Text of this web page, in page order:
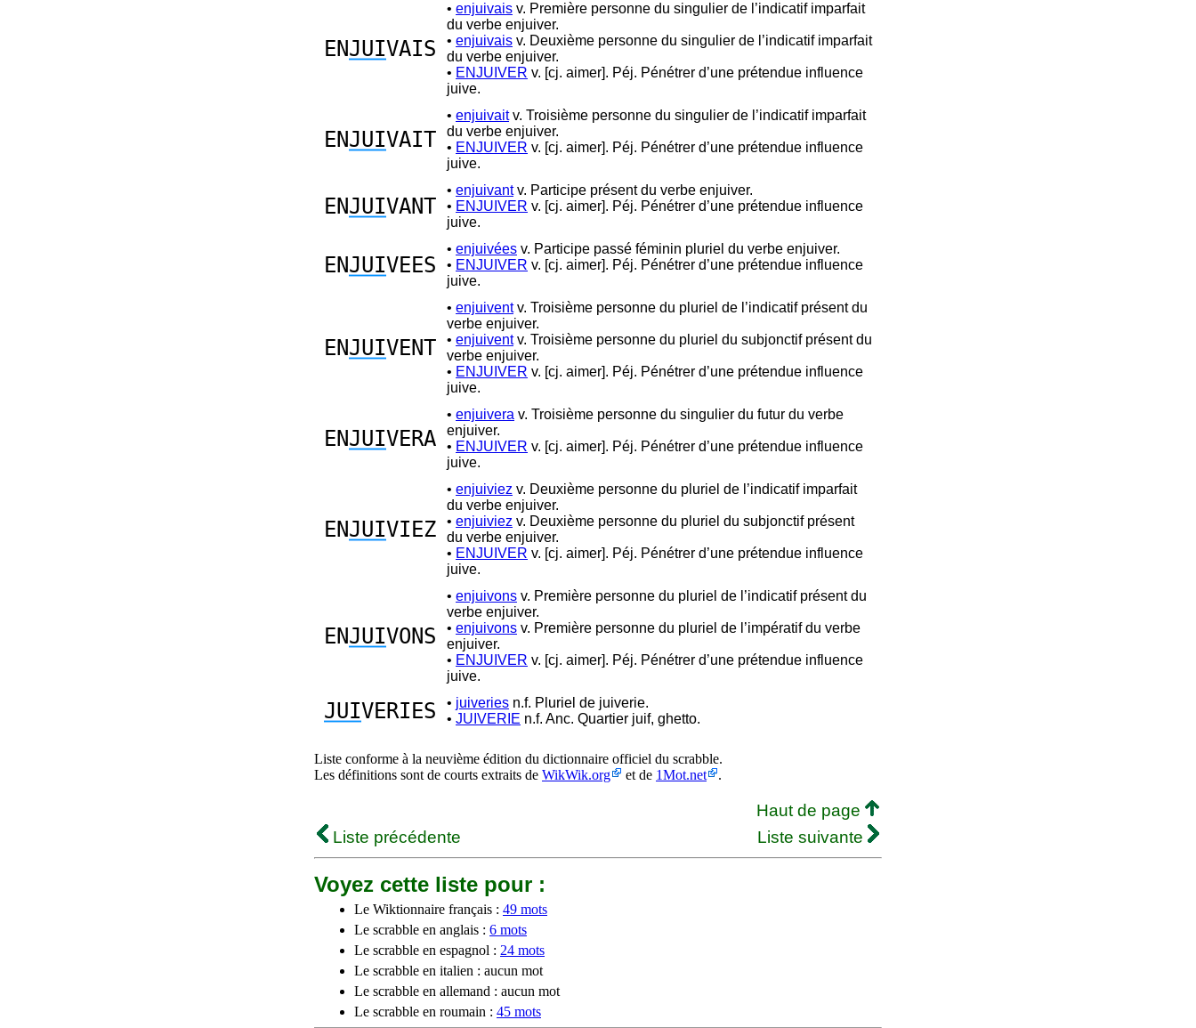
ENJUIVAIS
• enjuivais v. Première personne du singulier de l’indicatif imparfait
du verbe enjuiver.
• enjuivais v. Deuxième personne du singulier de l’indicatif imparfait
du verbe enjuiver.
• ENJUIVER v. [cj. aimer]. Péj. Pénétrer d’une prétendue influence
juive.
ENJUIVAIT
• enjuivaitv. Troisième personne du singulier de l’indicatif imparfait
du verbe enjuiver.
• ENJUIVER v. [cj. aimer]. Péj. Pénétrer d’une prétendue influence
juive.
ENJUIVANT
• enjuivantv. Participe présent du verbe enjuiver.
• ENJUIVER v. [cj. aimer]. Péj. Pénétrer d’une prétendue influence
juive.
ENJUIVEES
• enjuivées v. Participe passé féminin pluriel du verbe enjuiver.
• ENJUIVER v. [cj. aimer]. Péj. Pénétrer d’une prétendue influence
juive.
ENJUIVENT
• enjuiventv. Troisième personne du pluriel de l’indicatif présent du
verbe enjuiver.
• enjuiventv. Troisième personne du pluriel du subjonctif présent du
verbe enjuiver.
• ENJUIVER v. [cj. aimer]. Péj. Pénétrer d’une prétendue influence
juive.
ENJUIVERA
• enjuivera v. Troisième personne du singulier du futur du verbe
enjuiver.
• ENJUIVER v. [cj. aimer]. Péj. Pénétrer d’une prétendue influence
juive.
ENJUIVIEZ
• enjuiviez v. Deuxième personne du pluriel de l’indicatif imparfait
du verbe enjuiver.
• enjuiviez v. Deuxième personne du pluriel du subjonctif présent
du verbe enjuiver.
• ENJUIVER v. [cj. aimer]. Péj. Pénétrer d’une prétendue influence
juive.
ENJUIVONS
• enjuivons v. Première personne du pluriel de l’indicatif présent du
verbe enjuiver.
• enjuivons v. Première personne du pluriel de l’impératif du verbe
enjuiver.
• ENJUIVER v. [cj. aimer]. Péj. Pénétrer d’une prétendue influence
juive.
JUIVERIES • juiveries n.f. Pluriel de juiverie.
• JUIVERIE n.f. Anc. Quartier juif, ghetto.
Liste conforme à la neuvième édition du dictionnaire officiel du scrabble.
Les définitions sont de courts extraits de WikWik.org et de 1Mot.net .
Haut de page
Liste précédente
Liste suivante
Voyez cette liste pour :
Le Wiktionnaire français : 49 mots
Le scrabble en anglais : 6 mots
Le scrabble en espagnol : 24 mots
Le scrabble en italien : aucun mot
Le scrabble en allemand : aucun mot
Le scrabble en roumain : 45 mots